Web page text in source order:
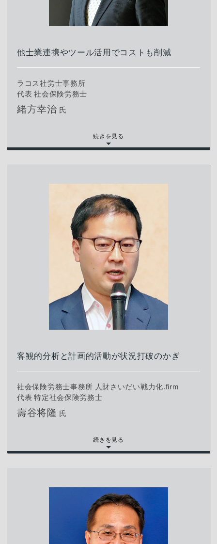
他士業連携やツール活用でコストも削減
ラコス社労士事務所
代表 社会保険労務士
緒方幸治 氏
続きを見る
客観的分析と計画的活動が状況打破のかぎ
社会保険労務士事務所 人財さいだい戦力化.firm
代表 特定社会保険労務士
壽谷将隆 氏
続きを見る